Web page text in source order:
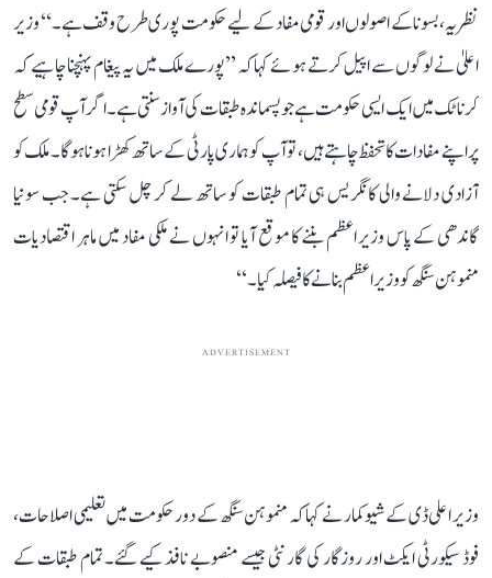
نظریہ، بسونا کے اصولوں اور قومی مفاد کے لیے حکومت پوری طرح وقف ہے۔‘‘ وزیر
اعلیٰ نے لوگوں سے اپیل کرتے ہوئے کہا کہ ’’پورے ملک میں یہ پیغام پہنچنا چاہیے کہ
کرناٹک میں ایک ایسی حکومت ہے جو پسماندہ طبقات کی آواز سنتی ہے۔ اگر آپ قومی سطح
پر اپنے مفادات کا تحفظ چاہتے ہیں، تو آپ کو ہماری پارٹی کے ساتھ کھڑا ہونا ہوگا۔ ملک کو
آزادی دلانے والی کانگریس ہی تمام طبقات کو ساتھ لے کر چل سکتی ہے۔ جب سونیا
گاندھی کے پاس وزیر اعظم بننے کا موقع آیا تو انہوں نے ملکی مفاد میں ماہر اقتصادیات
منموہن سنگھ کو وزیر اعظم بنانے کا فیصلہ کیا۔‘‘
ADVERTISEMENT
وزیر اعلی ڈی کے شیوکمار نے کہا کہ منموہن سنگھ کے دور حکومت میں تعلیمی اصلاحات،
فوڈ سیکورٹی ایکٹ اور روزگار کی گارنٹی جیسے منصوبے نافذ کیے گئے۔ تمام طبقات کے